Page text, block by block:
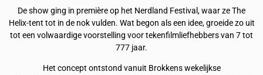
De show ging in première op het Nerdland Festival, waar ze The
Helix-tent tot in de nok vulden. Wat begon als een idee, groeide zo uit
tot een volwaardige voorstelling voor tekenfilmliefhebbers van 7 tot
777 jaar.
Het concept ontstond vanuit Brokkens wekelijkse